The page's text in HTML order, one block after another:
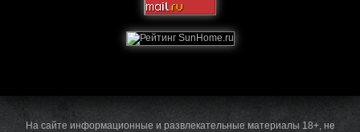
На сайте информационные и развлекательные материалы 18+, не